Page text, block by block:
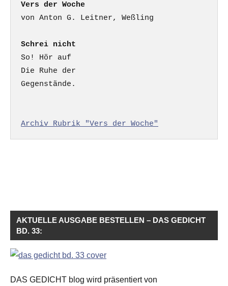
Vers der Woche
Schrei nicht
So! Hör auf
Die Ruhe der
Gegenstände.
Archiv Rubrik "Vers der Woche"
AKTUELLE AUSGABE BESTELLEN – DAS GEDICHT
BD. 33:
DAS GEDICHT blog wird präsentiert von